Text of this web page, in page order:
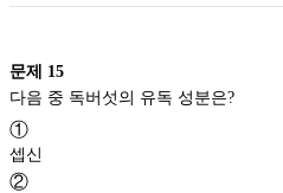
문제 15
다음 중 독버섯의 유독 성분은?
①
셉신
②